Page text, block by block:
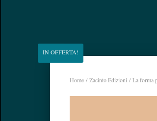
Home /Zacinto Edizioni / La forma
IN OFFERTA!